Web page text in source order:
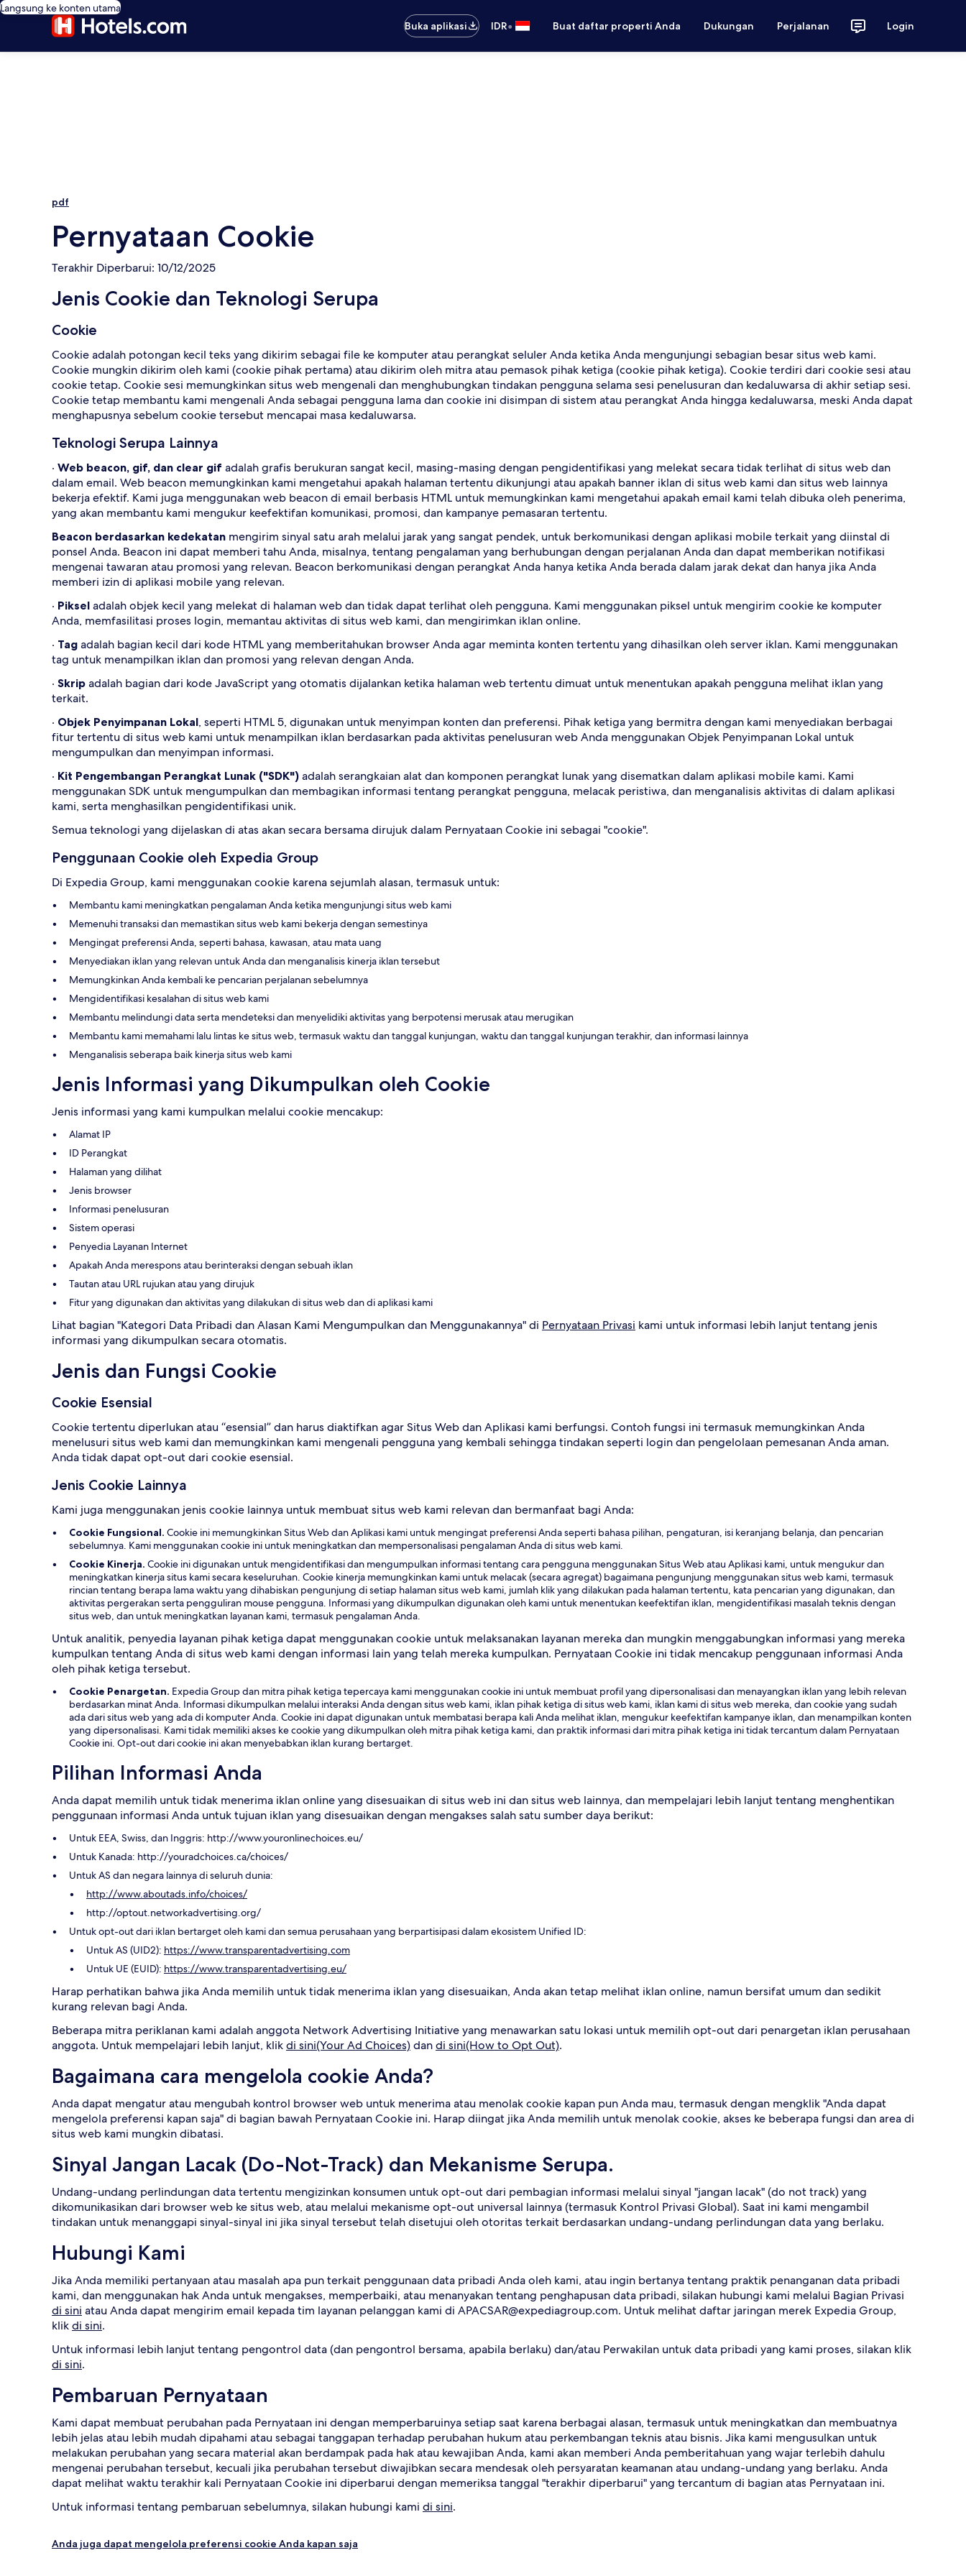
Langsung ke konten utama
Buka aplikasi
IDR• Buat daftar properti Anda Dukungan Perjalanan Login
pdf
Pernyataan Cookie
Terakhir Diperbarui: 10/12/2025
Jenis Cookie dan Teknologi Serupa
Cookie
Cookie adalah potongan kecil teks yang dikirim sebagai file ke komputer atau perangkat seluler Anda ketika Anda mengunjungi sebagian besar situs web kami.
Cookie mungkin dikirim oleh kami (cookie pihak pertama) atau dikirim oleh mitra atau pemasok pihak ketiga (cookie pihak ketiga). Cookie terdiri dari cookie sesi atau
cookie tetap. Cookie sesi memungkinkan situs web mengenali dan menghubungkan tindakan pengguna selama sesi penelusuran dan kedaluwarsa di akhir setiap sesi.
Cookie tetap membantu kami mengenali Anda sebagai pengguna lama dan cookie ini disimpan di sistem atau perangkat Anda hingga kedaluwarsa, meski Anda dapat
menghapusnya sebelum cookie tersebut mencapai masa kedaluwarsa.
Teknologi Serupa Lainnya
· Web beacon, gif, dan clear gif adalah grafis berukuran sangat kecil, masing-masing dengan pengidentifikasi yang melekat secara tidak terlihat di situs web dan
dalam email. Web beacon memungkinkan kami mengetahui apakah halaman tertentu dikunjungi atau apakah banner iklan di situs web kami dan situs web lainnya
bekerja efektif. Kami juga menggunakan web beacon di email berbasis HTML untuk memungkinkan kami mengetahui apakah email kami telah dibuka oleh penerima,
yang akan membantu kami mengukur keefektifan komunikasi, promosi, dan kampanye pemasaran tertentu.
Beacon berdasarkan kedekatan mengirim sinyal satu arah melalui jarak yang sangat pendek, untuk berkomunikasi dengan aplikasi mobile terkait yang diinstal di
ponsel Anda. Beacon ini dapat memberi tahu Anda, misalnya, tentang pengalaman yang berhubungan dengan perjalanan Anda dan dapat memberikan notifikasi
mengenai tawaran atau promosi yang relevan. Beacon berkomunikasi dengan perangkat Anda hanya ketika Anda berada dalam jarak dekat dan hanya jika Anda
memberi izin di aplikasi mobile yang relevan.
· Piksel adalah objek kecil yang melekat di halaman web dan tidak dapat terlihat oleh pengguna. Kami menggunakan piksel untuk mengirim cookie ke komputer
Anda, memfasilitasi proses login, memantau aktivitas di situs web kami, dan mengirimkan iklan online.
· Tag adalah bagian kecil dari kode HTML yang memberitahukan browser Anda agar meminta konten tertentu yang dihasilkan oleh server iklan. Kami menggunakan
tag untuk menampilkan iklan dan promosi yang relevan dengan Anda.
· Skrip adalah bagian dari kode JavaScript yang otomatis dijalankan ketika halaman web tertentu dimuat untuk menentukan apakah pengguna melihat iklan yang
terkait.
· Objek Penyimpanan Lokal, seperti HTML 5, digunakan untuk menyimpan konten dan preferensi. Pihak ketiga yang bermitra dengan kami menyediakan berbagai
fitur tertentu di situs web kami untuk menampilkan iklan berdasarkan pada aktivitas penelusuran web Anda menggunakan Objek Penyimpanan Lokal untuk
mengumpulkan dan menyimpan informasi.
· Kit Pengembangan Perangkat Lunak ("SDK") adalah serangkaian alat dan komponen perangkat lunak yang disematkan dalam aplikasi mobile kami. Kami
menggunakan SDK untuk mengumpulkan dan membagikan informasi tentang perangkat pengguna, melacak peristiwa, dan menganalisis aktivitas di dalam aplikasi
kami, serta menghasilkan pengidentifikasi unik.
Semua teknologi yang dijelaskan di atas akan secara bersama dirujuk dalam Pernyataan Cookie ini sebagai "cookie".
Penggunaan Cookie oleh Expedia Group
Di Expedia Group, kami menggunakan cookie karena sejumlah alasan, termasuk untuk:
Membantu kami meningkatkan pengalaman Anda ketika mengunjungi situs web kami
Memenuhi transaksi dan memastikan situs web kami bekerja dengan semestinya
Mengingat preferensi Anda, seperti bahasa, kawasan, atau mata uang
Menyediakan iklan yang relevan untuk Anda dan menganalisis kinerja iklan tersebut
Memungkinkan Anda kembali ke pencarian perjalanan sebelumnya
Mengidentifikasi kesalahan di situs web kami
Membantu melindungi data serta mendeteksi dan menyelidiki aktivitas yang berpotensi merusak atau merugikan
Membantu kami memahami lalu lintas ke situs web, termasuk waktu dan tanggal kunjungan, waktu dan tanggal kunjungan terakhir, dan informasi lainnya
Menganalisis seberapa baik kinerja situs web kami
Jenis Informasi yang Dikumpulkan oleh Cookie
Jenis informasi yang kami kumpulkan melalui cookie mencakup:
Alamat IP
ID Perangkat
Halaman yang dilihat
Jenis browser
Informasi penelusuran
Sistem operasi
Penyedia Layanan Internet
Apakah Anda merespons atau berinteraksi dengan sebuah iklan
Tautan atau URL rujukan atau yang dirujuk
Fitur yang digunakan dan aktivitas yang dilakukan di situs web dan di aplikasi kami
Lihat bagian "Kategori Data Pribadi dan Alasan Kami Mengumpulkan dan Menggunakannya" di Pernyataan Privasi kami untuk informasi lebih lanjut tentang jenis
informasi yang dikumpulkan secara otomatis.
Jenis dan Fungsi Cookie
Cookie Esensial
Cookie tertentu diperlukan atau “esensial” dan harus diaktifkan agar Situs Web dan Aplikasi kami berfungsi. Contoh fungsi ini termasuk memungkinkan Anda
menelusuri situs web kami dan memungkinkan kami mengenali pengguna yang kembali sehingga tindakan seperti login dan pengelolaan pemesanan Anda aman.
Anda tidak dapat opt-out dari cookie esensial.
Jenis Cookie Lainnya
Kami juga menggunakan jenis cookie lainnya untuk membuat situs web kami relevan dan bermanfaat bagi Anda:
Cookie Fungsional. Cookie ini memungkinkan Situs Web dan Aplikasi kami untuk mengingat preferensi Anda seperti bahasa pilihan, pengaturan, isi keranjang belanja, dan pencarian
sebelumnya. Kami menggunakan cookie ini untuk meningkatkan dan mempersonalisasi pengalaman Anda di situs web kami.
Cookie Kinerja. Cookie ini digunakan untuk mengidentifikasi dan mengumpulkan informasi tentang cara pengguna menggunakan Situs Web atau Aplikasi kami, untuk mengukur dan
meningkatkan kinerja situs kami secara keseluruhan. Cookie kinerja memungkinkan kami untuk melacak (secara agregat) bagaimana pengunjung menggunakan situs web kami, termasuk
rincian tentang berapa lama waktu yang dihabiskan pengunjung di setiap halaman situs web kami, jumlah klik yang dilakukan pada halaman tertentu, kata pencarian yang digunakan, dan
aktivitas pergerakan serta pengguliran mouse pengguna. Informasi yang dikumpulkan digunakan oleh kami untuk menentukan keefektifan iklan, mengidentifikasi masalah teknis dengan
situs web, dan untuk meningkatkan layanan kami, termasuk pengalaman Anda.
Untuk analitik, penyedia layanan pihak ketiga dapat menggunakan cookie untuk melaksanakan layanan mereka dan mungkin menggabungkan informasi yang mereka
kumpulkan tentang Anda di situs web kami dengan informasi lain yang telah mereka kumpulkan. Pernyataan Cookie ini tidak mencakup penggunaan informasi Anda
oleh pihak ketiga tersebut.
Cookie Penargetan. Expedia Group dan mitra pihak ketiga tepercaya kami menggunakan cookie ini untuk membuat profil yang dipersonalisasi dan menayangkan iklan yang lebih relevan
berdasarkan minat Anda. Informasi dikumpulkan melalui interaksi Anda dengan situs web kami, iklan pihak ketiga di situs web kami, iklan kami di situs web mereka, dan cookie yang sudah
ada dari situs web yang ada di komputer Anda. Cookie ini dapat digunakan untuk membatasi berapa kali Anda melihat iklan, mengukur keefektifan kampanye iklan, dan menampilkan konten
yang dipersonalisasi. Kami tidak memiliki akses ke cookie yang dikumpulkan oleh mitra pihak ketiga kami, dan praktik informasi dari mitra pihak ketiga ini tidak tercantum dalam Pernyataan
Cookie ini. Opt-out dari cookie ini akan menyebabkan iklan kurang bertarget.
Pilihan Informasi Anda
Anda dapat memilih untuk tidak menerima iklan online yang disesuaikan di situs web ini dan situs web lainnya, dan mempelajari lebih lanjut tentang menghentikan
penggunaan informasi Anda untuk tujuan iklan yang disesuaikan dengan mengakses salah satu sumber daya berikut:
Untuk EEA, Swiss, dan Inggris: http://www.youronlinechoices.eu/
Untuk Kanada: http://youradchoices.ca/choices/
Untuk AS dan negara lainnya di seluruh dunia:
http://www.aboutads.info/choices/
http://optout.networkadvertising.org/
Untuk opt-out dari iklan bertarget oleh kami dan semua perusahaan yang berpartisipasi dalam ekosistem Unified ID:
Untuk AS (UID2): https://www.transparentadvertising.com
Untuk UE (EUID): https://www.transparentadvertising.eu/
Harap perhatikan bahwa jika Anda memilih untuk tidak menerima iklan yang disesuaikan, Anda akan tetap melihat iklan online, namun bersifat umum dan sedikit
kurang relevan bagi Anda.
Beberapa mitra periklanan kami adalah anggota Network Advertising Initiative yang menawarkan satu lokasi untuk memilih opt-out dari penargetan iklan perusahaan
anggota. Untuk mempelajari lebih lanjut, klikdi sini(Your Ad Choices)dandi sini(How to Opt Out).
Bagaimana cara mengelola cookie Anda?
Anda dapat mengatur atau mengubah kontrol browser web untuk menerima atau menolak cookie kapan pun Anda mau, termasuk dengan mengklik "Anda dapat
mengelola preferensi kapan saja" di bagian bawah Pernyataan Cookie ini. Harap diingat jika Anda memilih untuk menolak cookie, akses ke beberapa fungsi dan area di
situs web kami mungkin dibatasi.
Sinyal Jangan Lacak (Do-Not-Track) dan Mekanisme Serupa.
Undang-undang perlindungan data tertentu mengizinkan konsumen untuk opt-out dari pembagian informasi melalui sinyal "jangan lacak" (do not track) yang
dikomunikasikan dari browser web ke situs web, atau melalui mekanisme opt-out universal lainnya (termasuk Kontrol Privasi Global). Saat ini kami mengambil
tindakan untuk menanggapi sinyal-sinyal ini jika sinyal tersebut telah disetujui oleh otoritas terkait berdasarkan undang-undang perlindungan data yang berlaku.
Hubungi Kami
Jika Anda memiliki pertanyaan atau masalah apa pun terkait penggunaan data pribadi Anda oleh kami, atau ingin bertanya tentang praktik penanganan data pribadi
kami, dan menggunakan hak Anda untuk mengakses, memperbaiki, atau menanyakan tentang penghapusan data pribadi, silakan hubungi kami melalui Bagian Privasi
di sini atau Anda dapat mengirim email kepada tim layanan pelanggan kami di APACSAR@expediagroup.com. Untuk melihat daftar jaringan merek Expedia Group,
klikdi sini.
Untuk informasi lebih lanjut tentang pengontrol data (dan pengontrol bersama, apabila berlaku) dan/atau Perwakilan untuk data pribadi yang kami proses, silakan klik
di sini.
Pembaruan Pernyataan
Kami dapat membuat perubahan pada Pernyataan ini dengan memperbaruinya setiap saat karena berbagai alasan, termasuk untuk meningkatkan dan membuatnya
lebih jelas atau lebih mudah dipahami atau sebagai tanggapan terhadap perubahan hukum atau perkembangan teknis atau bisnis. Jika kami mengusulkan untuk
melakukan perubahan yang secara material akan berdampak pada hak atau kewajiban Anda, kami akan memberi Anda pemberitahuan yang wajar terlebih dahulu
mengenai perubahan tersebut, kecuali jika perubahan tersebut diwajibkan secara mendesak oleh persyaratan keamanan atau undang-undang yang berlaku. Anda
dapat melihat waktu terakhir kali Pernyataan Cookie ini diperbarui dengan memeriksa tanggal "terakhir diperbarui" yang tercantum di bagian atas Pernyataan ini.
Untuk informasi tentang pembaruan sebelumnya, silakan hubungi kami di sini.
Anda juga dapat mengelola preferensi cookie Anda kapan saja